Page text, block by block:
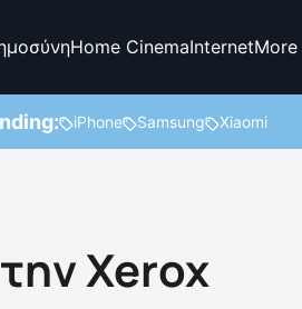
Home CinemaInternetMore
iPhone Samsung Xiaomi
Xerox